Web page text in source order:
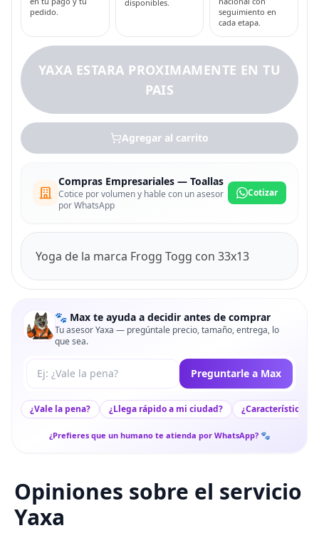
pedido.
disponibles.
seguimiento en
cada etapa.
YAXA ESTARA PROXIMAMENTE EN TU
PAIS
Agregar al carrito
Compras Empresariales — Toallas
Cotice por volumen y hable con un asesor
por WhatsApp
Cotizar
Yoga de la marca Frogg Togg con 33x13
🐾 Max te ayuda a decidir antes de comprar
Tu asesor Yaxa — pregúntale precio, tamaño, entrega, lo
que sea.
Tu pregunta a Max Preguntarle a Max
¿Vale la pena? ¿Llega rápido a mi ciudad? ¿Características
¿Prefieres que un humano te atienda por WhatsApp? 🐾
Opiniones sobre el servicio
Yaxa